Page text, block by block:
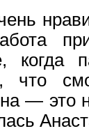
когда
что
— это